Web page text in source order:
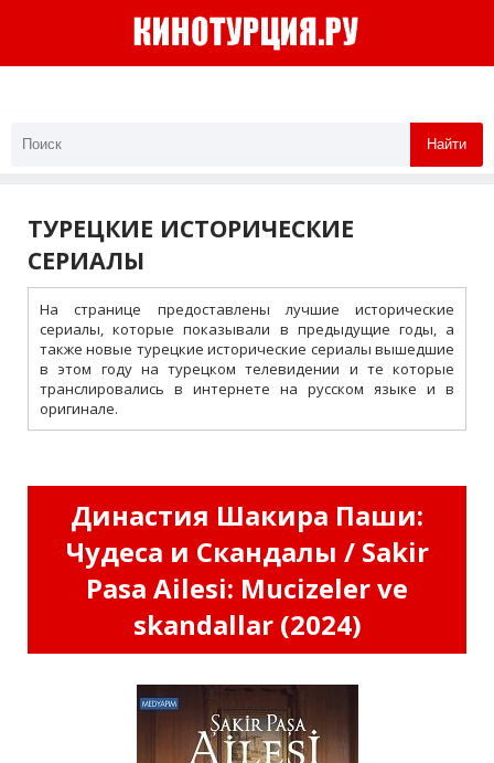
Найти
ТУРЕЦКИЕ ИСТОРИЧЕСКИЕ
СЕРИАЛЫ
На странице предоставлены лучшие исторические
сериалы, которые показывали в предыдущие годы, а
также новые турецкие исторические сериалы вышедшие
в этом году на турецком телевидении и те которые
транслировались в интернете на русском языке и в
оригинале.
Династия Шакира Паши:
Чудеса и Скандалы / Sakir
Pasa Ailesi: Mucizeler ve
skandallar (2024)